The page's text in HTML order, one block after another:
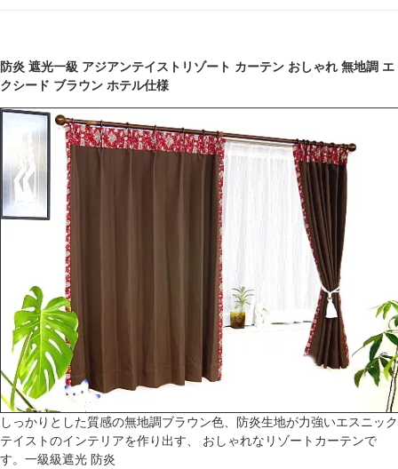
防炎 遮光一級 アジアンテイストリゾート カーテン おしゃれ 無地調 エ
クシード ブラウン ホテル仕様
しっかりとした質感の無地調ブラウン色、防炎生地が力強いエスニック
テイストのインテリアを作り出す、 おしゃれなリゾートカーテンで
す。一級級遮光 防炎